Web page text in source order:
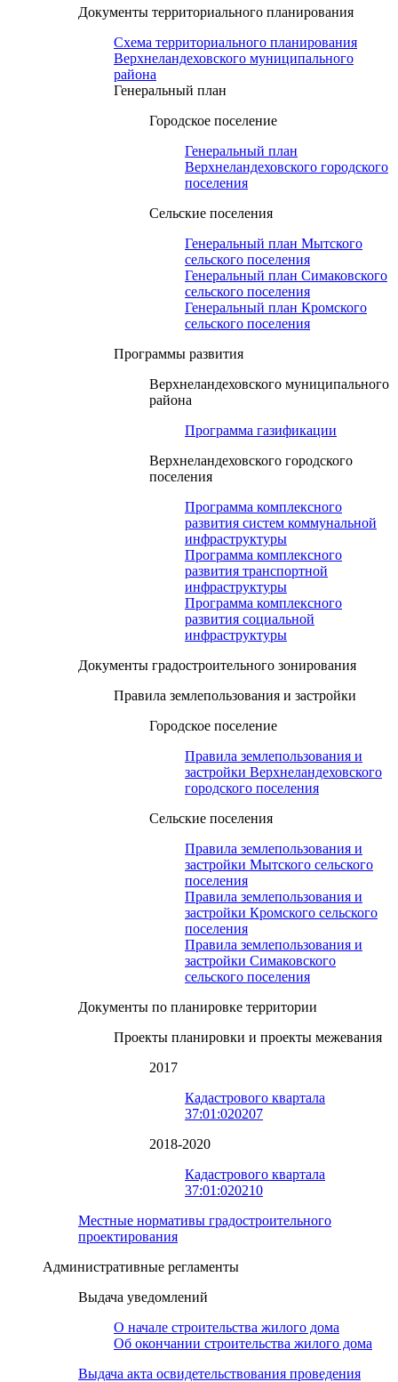
Документы территориального планирования
Схема территориального планирования
Верхнеландеховского муниципального
района
Генеральный план
Городское поселение
Генеральный план
Верхнеландеховского городского
поселения
Сельские поселения
Генеральный план Мытского
сельского поселения
Генеральный план Симаковского
сельского поселения
Генеральный план Кромского
сельского поселения
Программы развития
Верхнеландеховского муниципального
района
Программа газификации
Верхнеландеховского городского
поселения
Программа комплексного
развития систем коммунальной
инфраструктуры
Программа комплексного
развития транспортной
инфраструктуры
Программа комплексного
развития социальной
инфраструктуры
Документы градостроительного зонирования
Правила землепользования и застройки
Городское поселение
Правила землепользования и
застройки Верхнеландеховского
городского поселения
Сельские поселения
Правила землепользования и
застройки Мытского сельского
поселения
Правила землепользования и
застройки Кромского сельского
поселения
Правила землепользования и
застройки Симаковского
сельского поселения
Документы по планировке территории
Проекты планировки и проекты межевания
2017
Кадастрового квартала
37:01:020207
2018-2020
Кадастрового квартала
37:01:020210
Местные нормативы градостроительного
проектирования
Административные регламенты
Выдача уведомлений
О начале строительства жилого дома
Об окончании строительства жилого дома
Выдача акта освидетельствования проведения